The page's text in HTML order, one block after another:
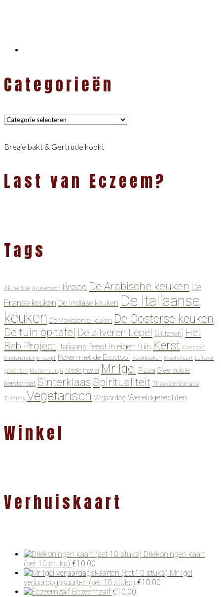
Categorieën
Categorieën
Bregje bakt & Gertrude kookt
Last van Eczeem?
Tags
Alchemie Ayurvedisch Brood De Arabische keuken De
Franse keuken De Indiase keuken De Italiaanse
keuken De Mexicaanse keuken De Oosterse keuken
De tuin op tafel De zilveren Lepel Glutenvrij Het
Beb Project Italiaans feest in eigen tuin Kerst Kidsproof
Kindvriendelijk recept Koken met de Ecostoof Kookboeken Krachtkaart Leftover
gerechten Mattemburgh Medicijnwiel Mr Igel Pizza Sfeervolste
kerststraat Sinterklaas Spiritualiteit Thee combinatie
Tuintips Vegetarisch Verjaardag Wereldgerechten
Winkel
Verhuiskaart
Driekoningen kaart
(set 10 stuks) €10.00
Mr Igel
verjaardagskaarten (set 10 stuks) €10.00
Eczeemzalf €10.00